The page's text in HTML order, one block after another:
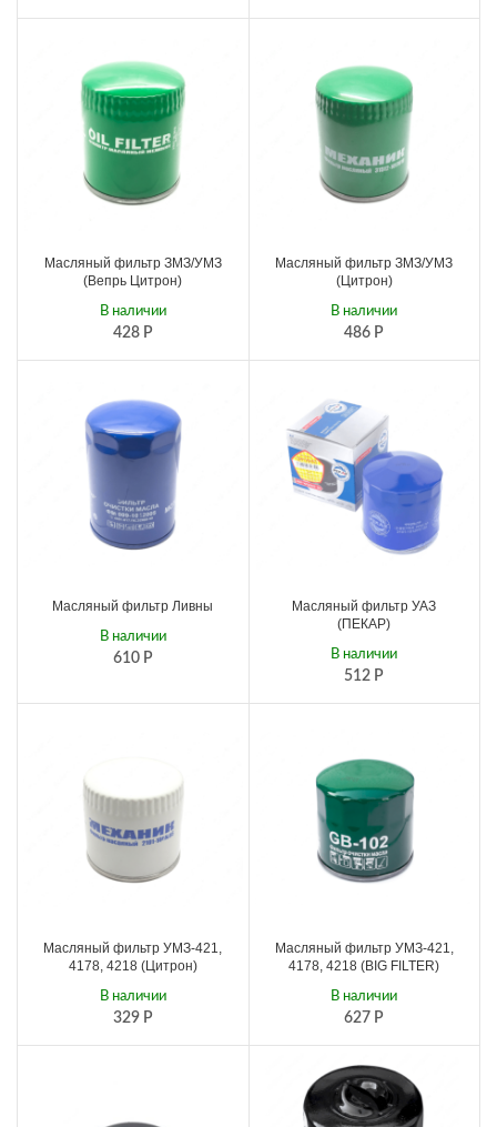
Масляный фильтр ЗМЗ/УМЗ
(Вепрь Цитрон)
428 Р
В наличии
Масляный фильтр ЗМЗ/УМЗ
(Цитрон)
486 Р
В наличии
Масляный фильтр Ливны
610 Р
В наличии
Масляный фильтр УАЗ
(ПЕКАР)
512 Р
В наличии
Масляный фильтр УМЗ-421,
4178, 4218 (Цитрон)
329 Р
В наличии
Масляный фильтр УМЗ-421,
4178, 4218 (BIG FILTЕR)
627 Р
В наличии